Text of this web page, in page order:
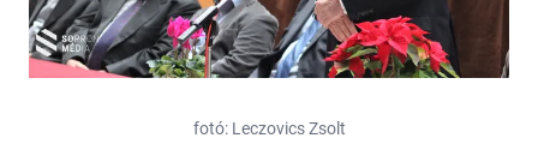
fotó: Leczovics Zsolt